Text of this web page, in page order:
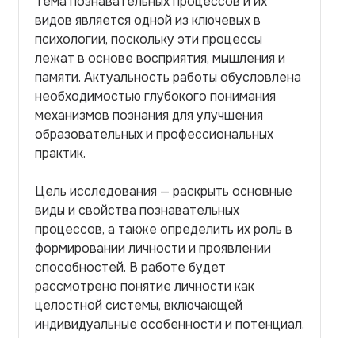
видов является одной из ключевых в
психологии, поскольку эти процессы
лежат в основе восприятия, мышления и
памяти. Актуальность работы обусловлена
необходимостью глубокого понимания
механизмов познания для улучшения
образовательных и профессиональных
практик.
Цель исследования — раскрыть основные
виды и свойства познавательных
процессов, а также определить их роль в
формировании личности и проявлении
способностей. В работе будет
рассмотрено понятие личности как
целостной системы, включающей
индивидуальные особенности и потенциал.